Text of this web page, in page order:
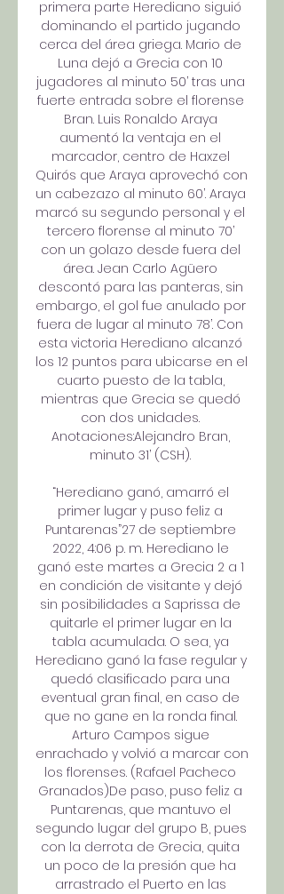
primera parte Herediano siguió
dominando el partido jugando
cerca del área griega. Mario de
Luna dejó a Grecia con 10
jugadores al minuto 50’ tras una
fuerte entrada sobre el florense
Bran. Luis Ronaldo Araya
aumentó la ventaja en el
marcador, centro de Haxzel
Quirós que Araya aprovechó con
un cabezazo al minuto 60’. Araya
marcó su segundo personal y el
tercero florense al minuto 70’
con un golazo desde fuera del
área. Jean Carlo Agüero
descontó para las panteras, sin
embargo, el gol fue anulado por
fuera de lugar al minuto 78’. Con
esta victoria Herediano alcanzó
los 12 puntos para ubicarse en el
cuarto puesto de la tabla,
mientras que Grecia se quedó
con dos unidades.
Anotaciones:Alejandro Bran,
minuto 31’ (CSH).
“Herediano ganó, amarró el
primer lugar y puso feliz a
Puntarenas”27 de septiembre
2022, 4:06 p. m. Herediano le
ganó este martes a Grecia 2 a 1
en condición de visitante y dejó
sin posibilidades a Saprissa de
quitarle el primer lugar en la
tabla acumulada. O sea, ya
Herediano ganó la fase regular y
quedó clasificado para una
eventual gran final, en caso de
que no gane en la ronda final.
Arturo Campos sigue
enrachado y volvió a marcar con
los florenses. (Rafael Pacheco
Granados)De paso, puso feliz a
Puntarenas, que mantuvo el
segundo lugar del grupo B, pues
con la derrota de Grecia, quita
un poco de la presión que ha
arrastrado el Puerto en las